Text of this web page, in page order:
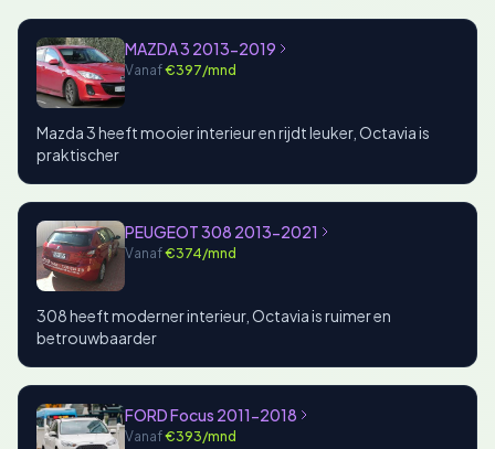
MAZDA 3 2013-2019
Vanaf€397/mnd
Mazda 3 heeft mooier interieur en rijdt leuker, Octavia is
praktischer
PEUGEOT 308 2013-2021
Vanaf€374/mnd
308 heeft moderner interieur, Octavia is ruimer en
betrouwbaarder
FORD Focus 2011-2018
Vanaf€393/mnd